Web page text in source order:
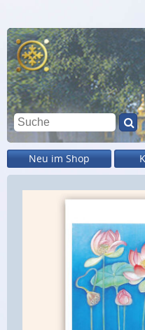
Neu im Shop